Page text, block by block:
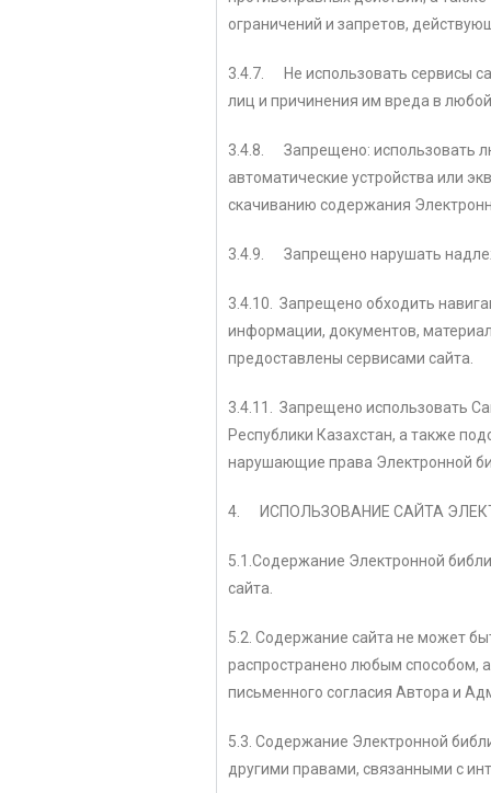
ограничений и запретов,
3.4.7. Не использовать сервисы
лиц и причинения им вреда в
3.4.8. Запрещено: использовать
автоматические устройства или
скачиванию содержания
3.4.9. Запрещено нарушать
3.4.10. Запрещено обходить
информации, документов,
предоставлены сервисами сайта.
3.4.11. Запрещено использовать
Республики Казахстан, а также
нарушающие права Электронной
4. ИСПОЛЬЗОВАНИЕ САЙТА
5.1.Содержание Электронной
сайта.
5.2. Содержание сайта не может
распространено любым способом,
письменного согласия Автора и
5.3. Содержание Электронной
другими правами, связанными с